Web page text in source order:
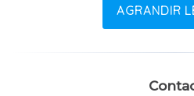
AGRANDIR